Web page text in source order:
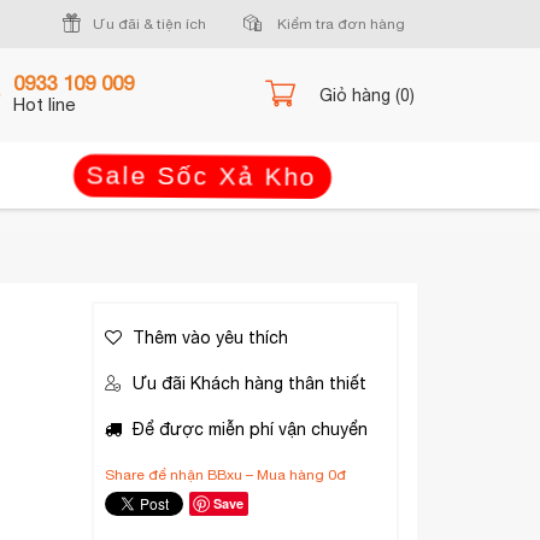
Ưu đãi & tiện ích Kiểm tra đơn hàng
0933 109 009
Hot line Giỏ hàng (0)
Sale Sốc Xả Kho
Thêm vào yêu thích
Ưu đãi Khách hàng thân thiết
Để được miễn phí vận chuyển
Share để nhận BBxu – Mua hàng 0đ
Save